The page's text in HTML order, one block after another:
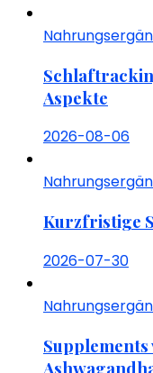
Aspekte
2026-08-06
Kurzfristige
2026-07-30
Supplements